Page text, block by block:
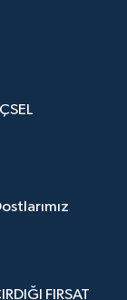
FIRSAT